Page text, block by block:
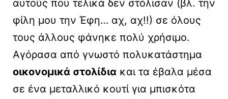
αυτούς που τελικά δεν στόλισαν (βλ. την
φίλη μου την Έφη… αχ, αχ!!) σε όλους
τους άλλους φάνηκε πολύ χρήσιμο.
Αγόρασα από γνωστό πολυκατάστημα
οικονομικά στολίδια και τα έβαλα μέσα
σε ένα μεταλλικό κουτί για μπισκότα